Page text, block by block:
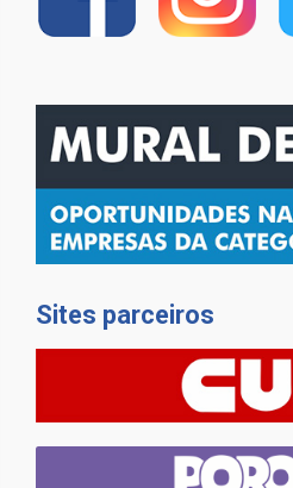
Sites parceiros